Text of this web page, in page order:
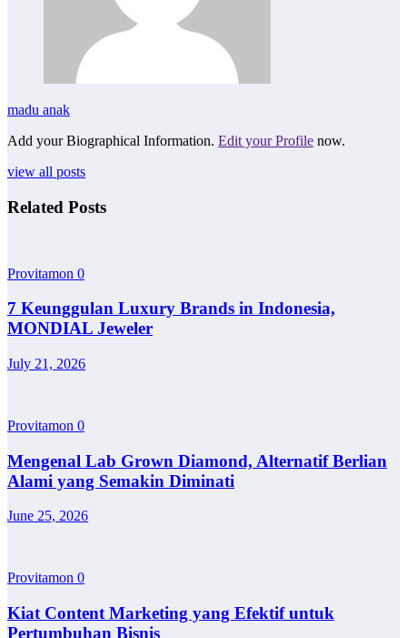
madu anak
Add your Biographical Information. Edit your Profile now.
view all posts
Related Posts
Provitamon 0
7 Keunggulan Luxury Brands in Indonesia,
MONDIAL Jeweler
July 21, 2026
Provitamon 0
Mengenal Lab Grown Diamond, Alternatif Berlian
Alami yang Semakin Diminati
June 25, 2026
Provitamon 0
Kiat Content Marketing yang Efektif untuk
Pertumbuhan Bisnis